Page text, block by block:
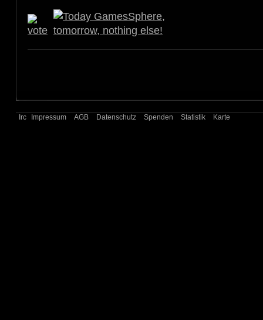
Irc Impressum AGB Datenschutz Spenden Statistik Karte